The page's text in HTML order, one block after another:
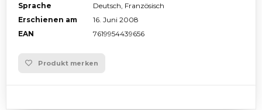
Sprache
Deutsch, Französisch
Erschienen am
16. Juni 2008
EAN
7619954439656
Produkt merken